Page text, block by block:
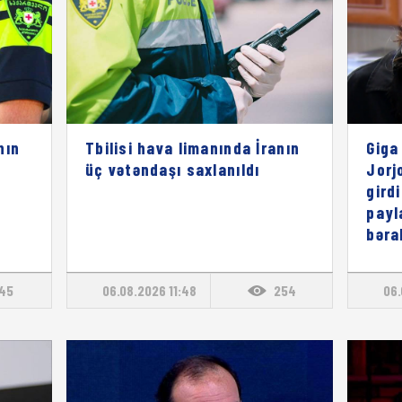
Tbilisi hava limanında İranın
üç vətəndaşı saxlanıldı
06.08.2026 11:48 254